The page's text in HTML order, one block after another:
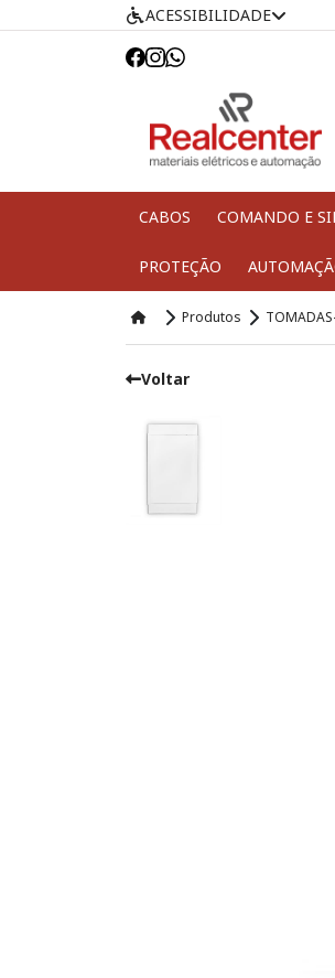
ACESSIBILIDADE
CABOS COMANDO E
PROTEÇÃO
Produtos
Voltar